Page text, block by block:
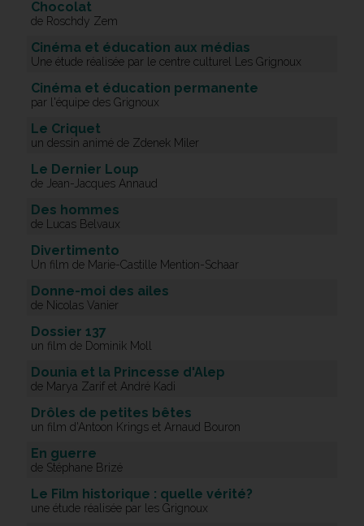
Chocolat
de Roschdy Zem
Cinéma et éducation aux médias
Une étude réalisée par le centre culturel Les Grignoux
Cinéma et éducation permanente
par l'équipe des Grignoux
Le Criquet
un dessin animé de Zdenek Miler
Le Dernier Loup
de Jean-Jacques Annaud
Des hommes
de Lucas Belvaux
Divertimento
Un film de Marie-Castille Mention-Schaar
Donne-moi des ailes
de Nicolas Vanier
Dossier 137
un film de Dominik Moll
Dounia et la Princesse d'Alep
de Marya Zarif et André Kadi
Drôles de petites bêtes
un film d'Antoon Krings et Arnaud Bouron
En guerre
de Stéphane Brizé
Le Film historique : quelle vérité?
une étude réalisée par les Grignoux